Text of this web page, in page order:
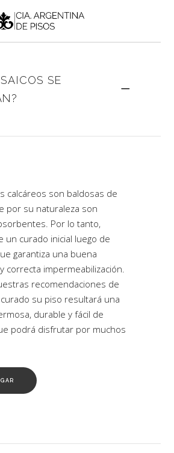
SE
calcáreos son baldosas de
por su naturaleza son
Por lo tanto,
un curado inicial luego de
garantiza una buena
correcta impermeabilización.
recomendaciones de
su piso resultará una
durable y fácil de
podrá disfrutar por muchos